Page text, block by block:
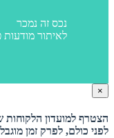
נכס זה נמכר
לאיתור מודעות
×
הצטרף למועדון הלקוחות
לפני כולם, לפרק זמן